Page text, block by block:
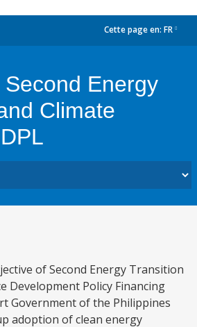
Cette page en: FR
Energy
Climate
of Second Energy Transition
Development Policy Financing
Government of the Philippines
adoption of clean energy